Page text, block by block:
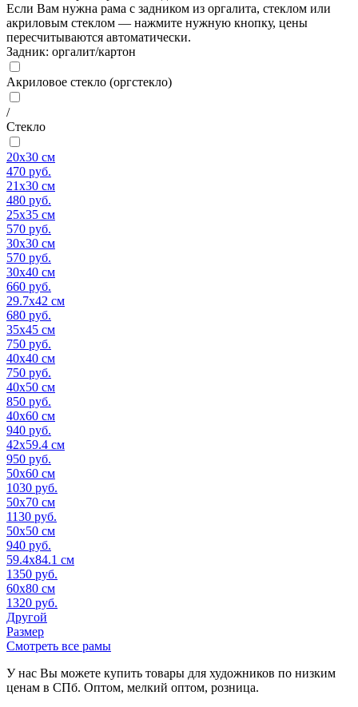
Если Вам нужна рама с задником из оргалита, стеклом или
акриловым стеклом — нажмите нужную кнопку, цены
пересчитываются автоматически.
Задник: оргалит/картон
Акриловое стекло (оргстекло)
/
Стекло
20x30 см
470 руб.
21x30 см
480 руб.
25x35 см
570 руб.
30x30 см
570 руб.
30x40 см
660 руб.
29.7x42 см
680 руб.
35x45 см
750 руб.
40x40 см
750 руб.
40x50 см
850 руб.
40x60 см
940 руб.
42x59.4 см
950 руб.
50x60 см
1030 руб.
50x70 см
1130 руб.
50x50 см
940 руб.
59.4x84.1 см
1350 руб.
60x80 см
1320 руб.
Другой
Размер
Смотреть все рамы
У нас Вы можете купить товары для художников по низким
ценам в СПб. Оптом, мелкий оптом, розница.